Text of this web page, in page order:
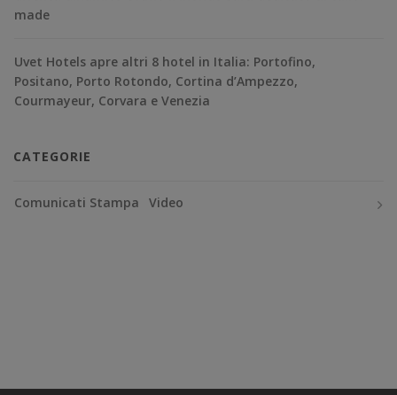
made
Uvet Hotels apre altri 8 hotel in Italia: Portofino,
Positano, Porto Rotondo, Cortina d’Ampezzo,
Courmayeur, Corvara e Venezia
CATEGORIE
Comunicati Stampa Video